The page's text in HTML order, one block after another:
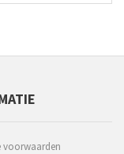
voorwaarden